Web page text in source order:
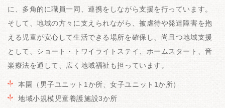
に、多角的に職員一同、連携をしながら支援を行っています。
そして、地域の方々に支えられながら、被虐待や発達障害を抱
える児童が安心して生活できる場所を確保し、尚且つ地域支援
として、ショート・トワイライトステイ、ホームスタート、音
楽療法を通して、広く地域福祉も担っています。
本園（男子ユニット1か所、女子ユニット1か所）
地域小規模児童養護施設3か所